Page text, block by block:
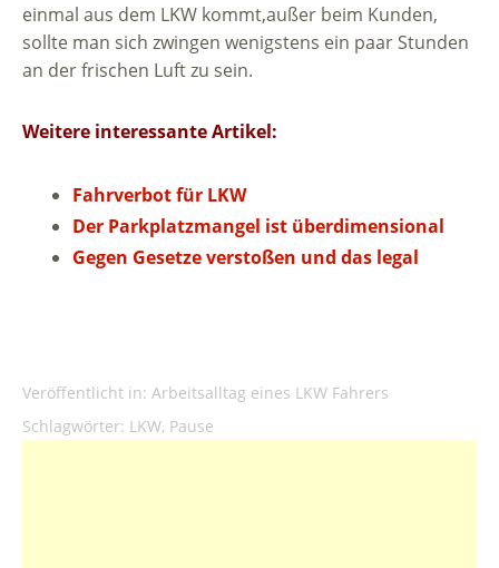
einmal aus dem LKW kommt,außer beim Kunden,
sollte man sich zwingen wenigstens ein paar Stunden
an der frischen Luft zu sein.
Weitere interessante Artikel:
Fahrverbot für LKW
Der Parkplatzmangel ist überdimensional
Gegen Gesetze verstoßen und das legal
Veröffentlicht in: Arbeitsalltag eines LKW Fahrers
Schlagwörter: LKW, Pause